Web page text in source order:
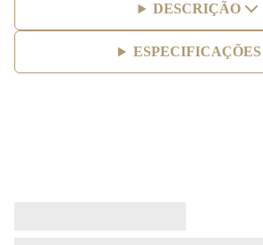
DESCRIÇÃO
ESPECIFICAÇÕES